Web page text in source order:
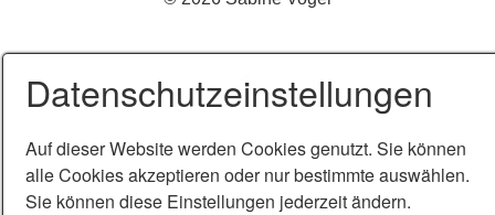
Datenschutzeinstellungen
Auf dieser Website werden Cookies genutzt. Sie können
alle Cookies akzeptieren oder nur bestimmte auswählen.
Sie können diese Einstellungen jederzeit ändern.